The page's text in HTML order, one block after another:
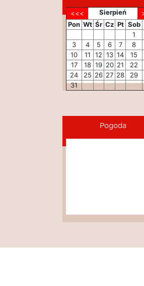
Sierpień
Pon Wt Śr Cz Pt Sob
1
3
4 5 6 7 8
10
11 12 13 14 15
17
18 19 20 21 22
24
25 26 27 28 29
31
Pogoda